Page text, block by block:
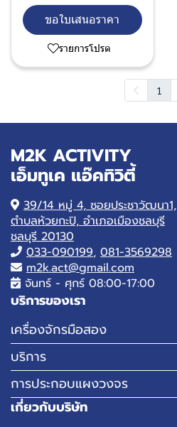
ขอใบเสนอราคา
รายการโปรด
1
M2K ACTIVITY
เอ็มทูเค แอ๊คทิวิตี้
39/14 หมู่ 4, ซอยประชาวัฒนา1,
ตำบลห้วยกะปิ, อำเภอเมืองชลบุรี
ชลบุรี 20130
033-090199, 081-3569298
m2k.act@gmail.com
จันทร์ - ศุกร์ 08:00-17:00
บริการของเรา
เครื่องจักรมือสอง
บริการ
การประกอบแผงวงจร
เกี่ยวกับบริษัท